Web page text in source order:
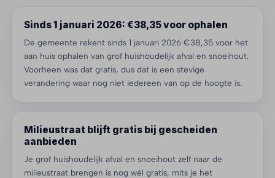
Sinds 1 januari 2026: €38,35 voor ophalen
De gemeente rekent sinds 1 januari 2026 €38,35 voor het
aan huis ophalen van grof huishoudelijk afval en snoeihout.
Voorheen was dat gratis, dus dat is een stevige
verandering waar nog niet iedereen van op de hoogte is.
Milieustraat blijft gratis bij gescheiden
aanbieden
Je grof huishoudelijk afval en snoeihout zelf naar de
milieustraat brengen is nog wél gratis, mits je het